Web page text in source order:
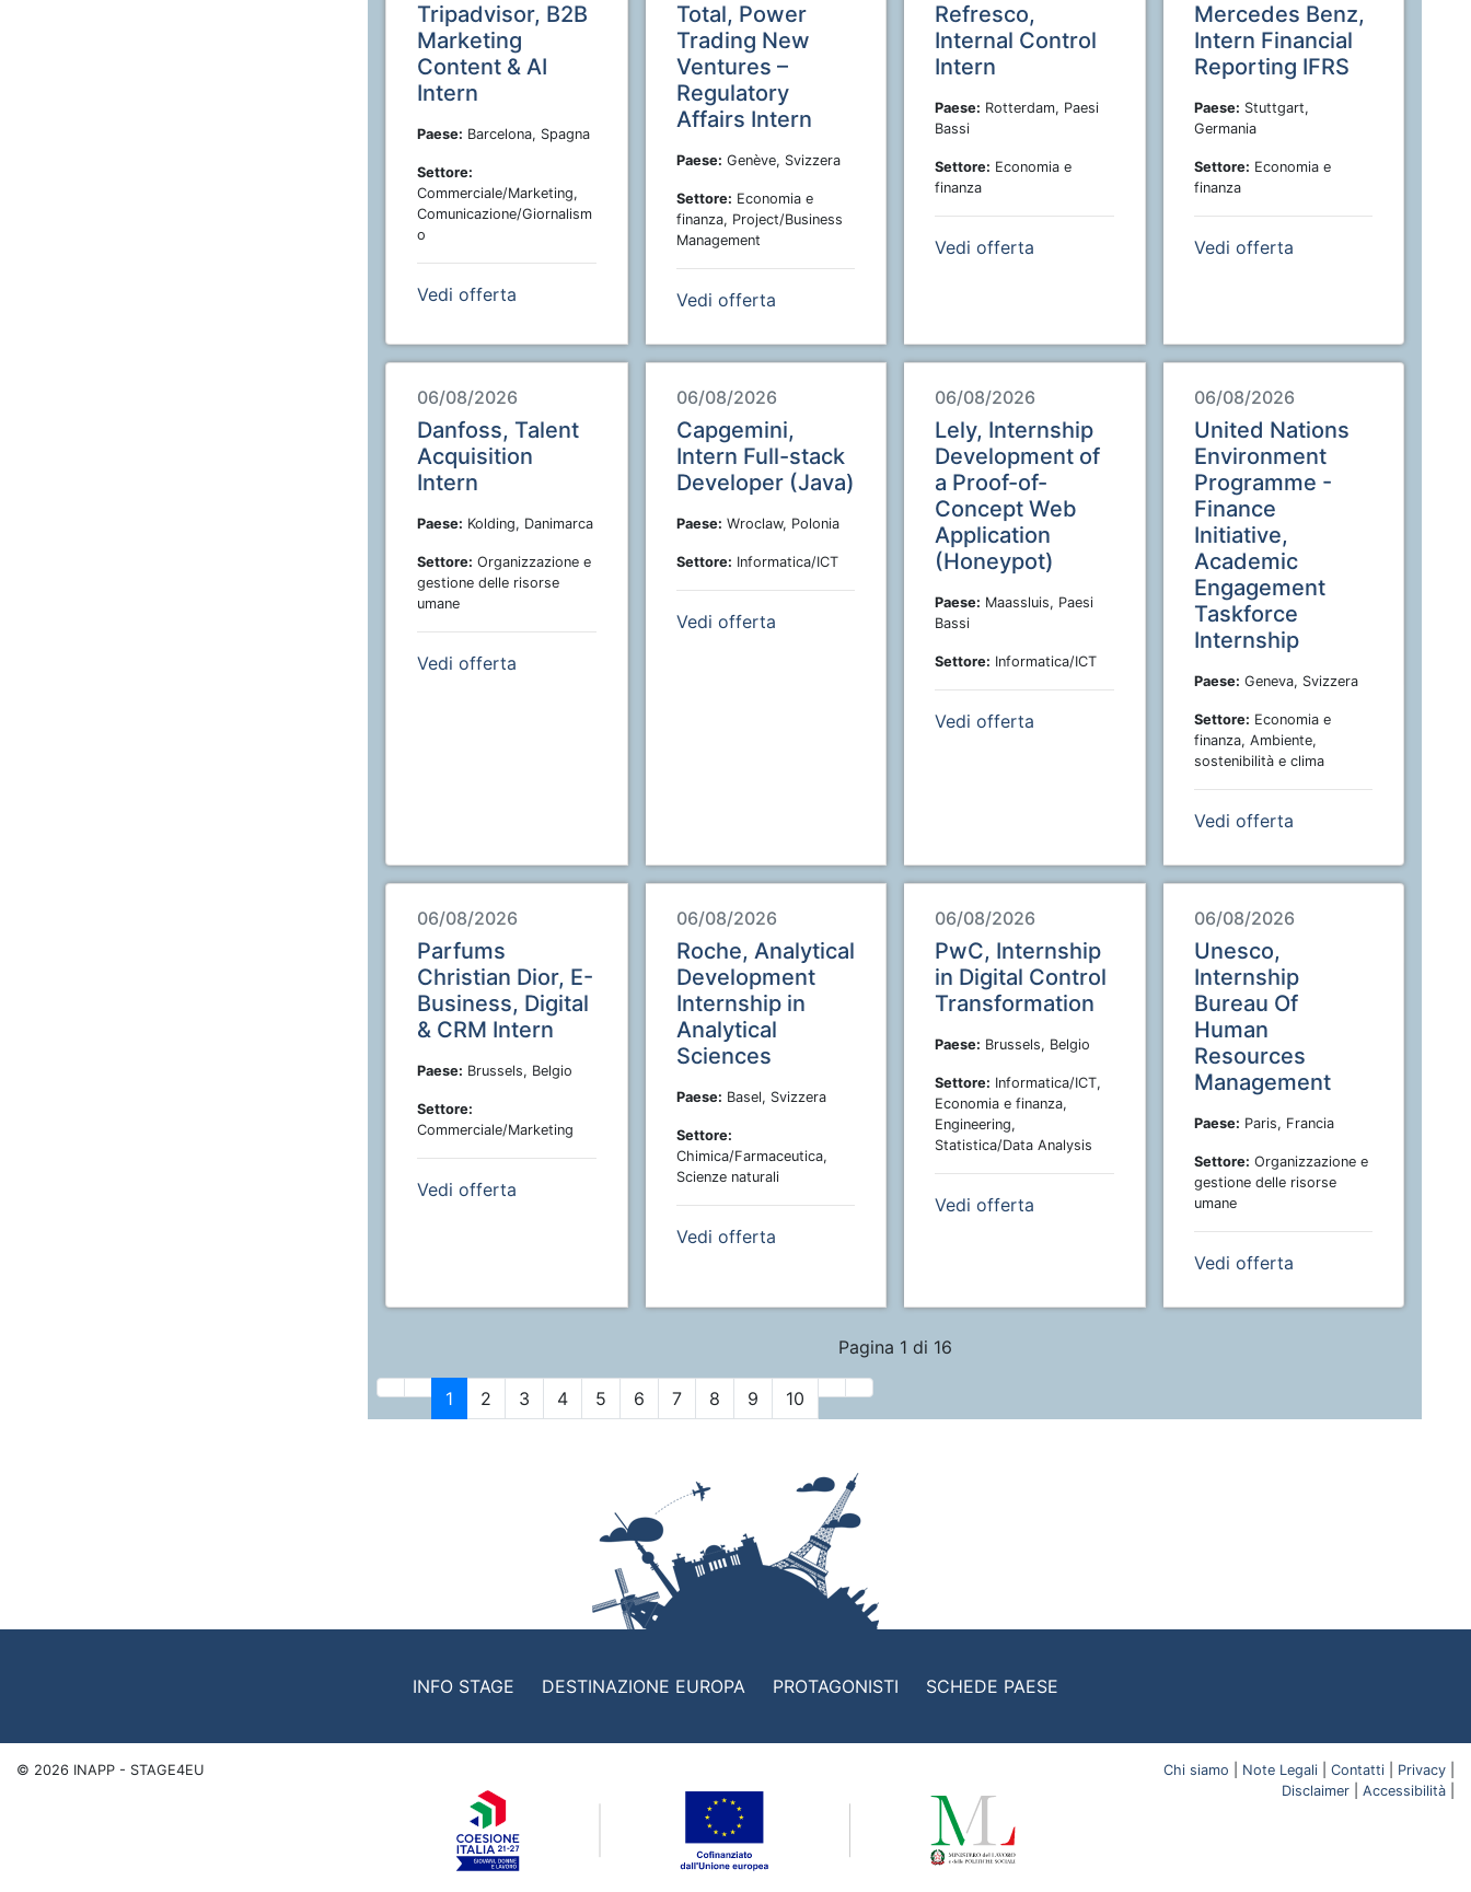
Tripadvisor, B2B
Marketing
Content & AI
Intern
Paese: Barcelona, Spagna
Settore:
Commerciale/Marketing,
Comunicazione/Giornalism
o
Vedi offerta
Total, Power
Trading New
Ventures –
Regulatory
Affairs Intern
Paese: Genève, Svizzera
Settore: Economia e
finanza, Project/Business
Management
Vedi offerta
Refresco,
Internal Control
Intern
Paese: Rotterdam, Paesi
Bassi
Settore: Economia e
finanza
Vedi offerta
Mercedes Benz,
Intern Financial
Reporting IFRS
Paese: Stuttgart,
Germania
Settore: Economia e
finanza
Vedi offerta
06/08/2026
Danfoss, Talent
Acquisition
Intern
Paese: Kolding, Danimarca
Settore: Organizzazione e
gestione delle risorse
umane
Vedi offerta
06/08/2026
Capgemini,
Intern Full-stack
Developer (Java)
Paese: Wroclaw, Polonia
Settore: Informatica/ICT
Vedi offerta
06/08/2026
Lely, Internship
Development of
a Proof-of-
Concept Web
Application
(Honeypot)
Paese: Maassluis, Paesi
Bassi
Settore: Informatica/ICT
Vedi offerta
06/08/2026
United Nations
Environment
Programme -
Finance
Initiative,
Academic
Engagement
Taskforce
Internship
Paese: Geneva, Svizzera
Settore: Economia e
finanza, Ambiente,
sostenibilità e clima
Vedi offerta
06/08/2026
Parfums
Christian Dior, E-
Business, Digital
& CRM Intern
Paese: Brussels, Belgio
Settore:
Commerciale/Marketing
Vedi offerta
06/08/2026
Roche, Analytical
Development
Internship in
Analytical
Sciences
Paese: Basel, Svizzera
Settore:
Chimica/Farmaceutica,
Scienze naturali
Vedi offerta
06/08/2026
PwC, Internship
in Digital Control
Transformation
Paese: Brussels, Belgio
Settore: Informatica/ICT,
Economia e finanza,
Engineering,
Statistica/Data Analysis
Vedi offerta
06/08/2026
Unesco,
Internship
Bureau Of
Human
Resources
Management
Paese: Paris, Francia
Settore: Organizzazione e
gestione delle risorse
umane
Vedi offerta
Pagina 1 di 16
1 2 3 4 5 6 7 8 9 10
INFO STAGE DESTINAZIONE EUROPA PROTAGONISTI SCHEDE PAESE
© 2026 INAPP - STAGE4EU Chi siamo Note Legali Contatti Privacy
Disclaimer
Accessibilità